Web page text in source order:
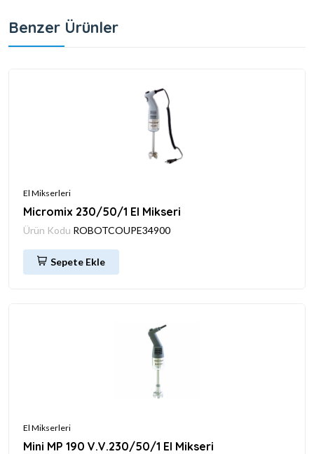
Benzer Ürünler
El Mikserleri
Micromix 230/50/1 El Mikseri
Ürün Kodu ROBOTCOUPE34900
Sepete Ekle
El Mikserleri
Mini MP 190 V.V.230/50/1 El Mikseri